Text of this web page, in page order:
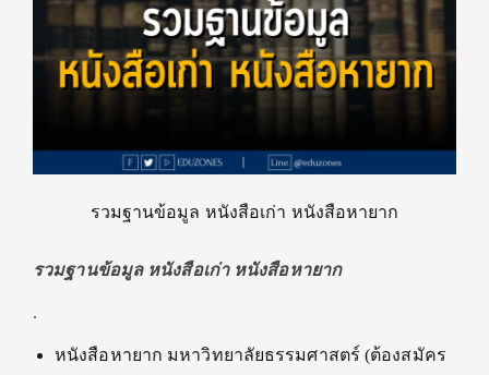
รวมฐานข้อมูล หนังสือเก่า หนังสือหายาก
รวมฐานข้อมูล หนังสือเก่า หนังสือหายาก
.
หนังสือหายาก มหาวิทยาลัยธรรมศาสตร์ (ต้องสมัคร